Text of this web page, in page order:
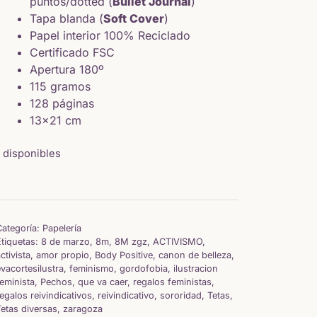
Tapa blanda (Soft Cover)
Papel interior 100% Reciclado
Certificado FSC
Apertura 180º
115 gramos
128 páginas
13×21 cm
disponibles
Papelería
8 de marzo, 8m, 8M zgz, ACTIVISMO,
, amor propio, Body Positive, canon de belleza,
, feminismo, gordofobia, ilustracion
, Pechos, que va caer, regalos feministas,
reivindicativos, reivindicativo, sororidad, Tetas,
diversas, zaragoza